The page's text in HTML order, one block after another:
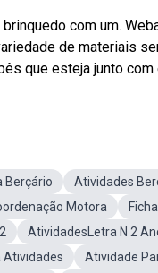
com um.
de materiais
que esteja junto
Berçário Atividades
Motora
AtividadesLetra N 2
Atividades
Atividade